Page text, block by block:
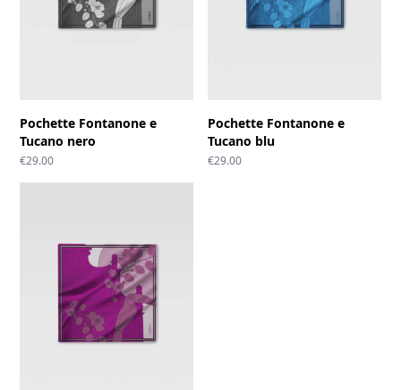
Pochette Fontanone e
Tucano nero
€29.00
Pochette Fontanone e
Tucano blu
€29.00